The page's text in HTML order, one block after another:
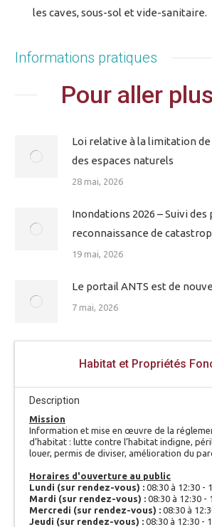
les caves, sous-sol et vide-sanitaire.
Informations pratiques
Pour aller
Loi relative à la limitation
des espaces naturels
28 mai, 2026
Inondations 2026 – Suivi des
reconnaissance de
19 mai, 2026
Le portail ANTS est de
7 mai, 2026
Habitat et Propriétés
Description
Mission
Information et mise en œuvre de la
d’habitat : lutte contre l’habitat indigne,
louer, permis de diviser, amélioration du
Horaires d'ouverture au public
Lundi (sur rendez-vous) : 08:30 à 12:30 -
Mardi (sur rendez-vous) : 08:30 à 12:30 -
Mercredi (sur rendez-vous) : 08:30 à
Jeudi (sur rendez-vous) : 08:30 à 12:30 -